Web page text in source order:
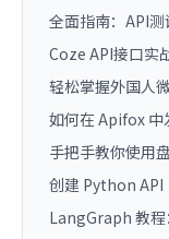
全面指南：API
Coze API接口实
轻松掌握外国人
如何在 Apifox 中
手把手教你使用
创建 Python API
LangGraph 教